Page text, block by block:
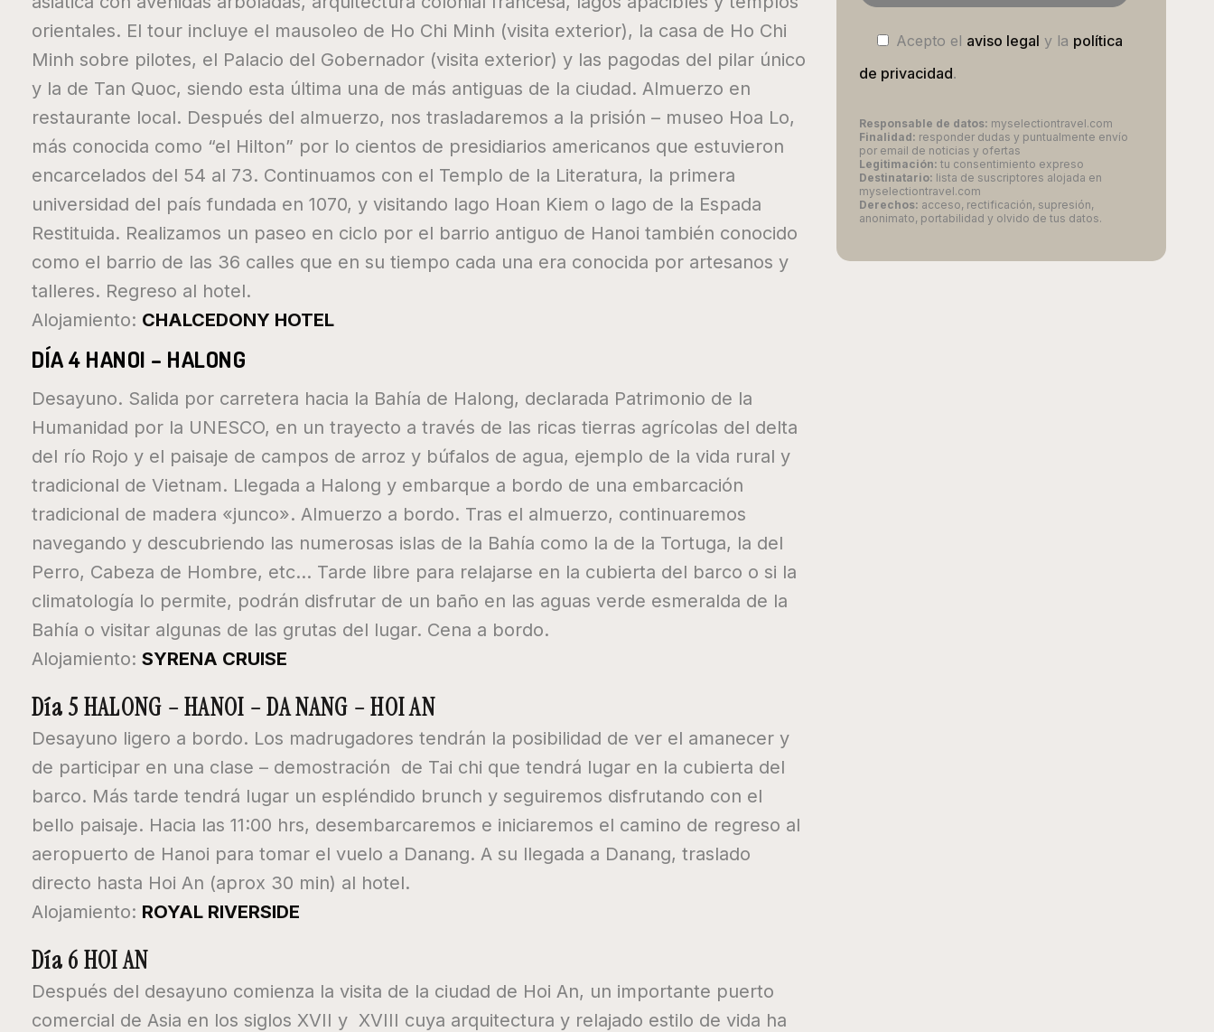
orientales. El tour incluye el mausoleo de Ho Chi Minh (visita exterior), la casa de Ho Chi
Minh sobre pilotes, el Palacio del Gobernador (visita exterior) y las pagodas del pilar único
y la de Tan Quoc, siendo esta última una de más antiguas de la ciudad. Almuerzo en
restaurante local. Después del almuerzo, nos trasladaremos a la prisión – museo Hoa Lo,
más conocida como “el Hilton” por lo cientos de presidiarios americanos que estuvieron
encarcelados del 54 al 73. Continuamos con el Templo de la Literatura, la primera
universidad del país fundada en 1070, y visitando lago Hoan Kiem o lago de la Espada
Restituida. Realizamos un paseo en ciclo por el barrio antiguo de Hanoi también conocido
como el barrio de las 36 calles que en su tiempo cada una era conocida por artesanos y
talleres. Regreso al hotel.
Alojamiento: CHALCEDONY HOTEL
DÍA 4 HANOI – HALONG
Desayuno. Salida por carretera hacia la Bahía de Halong, declarada Patrimonio de la
Humanidad por la UNESCO, en un trayecto a través de las ricas tierras agrícolas del delta
del río Rojo y el paisaje de campos de arroz y búfalos de agua, ejemplo de la vida rural y
tradicional de Vietnam. Llegada a Halong y embarque a bordo de una embarcación
tradicional de madera «junco». Almuerzo a bordo. Tras el almuerzo, continuaremos
navegando y descubriendo las numerosas islas de la Bahía como la de la Tortuga, la del
Perro, Cabeza de Hombre, etc… Tarde libre para relajarse en la cubierta del barco o si la
climatología lo permite, podrán disfrutar de un baño en las aguas verde esmeralda de la
Bahía o visitar algunas de las grutas del lugar. Cena a bordo.
Alojamiento: SYRENA CRUISE
Día 5 HALONG – HANOI – DA NANG – HOI AN
Desayuno ligero a bordo. Los madrugadores tendrán la posibilidad de ver el amanecer y
de participar en una clase – demostración de Tai chi que tendrá lugar en la cubierta del
barco. Más tarde tendrá lugar un espléndido brunch y seguiremos disfrutando con el
bello paisaje. Hacia las 11:00 hrs, desembarcaremos e iniciaremos el camino de regreso al
aeropuerto de Hanoi para tomar el vuelo a Danang. A su llegada a Danang, traslado
directo hasta Hoi An (aprox 30 min) al hotel.
Alojamiento: ROYAL RIVERSIDE
Día 6 HOI AN
Después del desayuno comienza la visita de la ciudad de Hoi An, un importante puerto
comercial de Asia en los siglos XVII y XVIII cuya arquitectura y relajado estilo de vida ha
Acepto el aviso legal y la política
de privacidad.
Responsable de datos: myselectiontravel.com
Finalidad: responder dudas y puntualmente envío
por email de noticias y ofertas
Legitimación: tu consentimiento expreso
Destinatario: lista de suscriptores alojada en
myselectiontravel.com
Derechos: acceso, rectificación, supresión,
anonimato, portabilidad y olvido de tus datos.